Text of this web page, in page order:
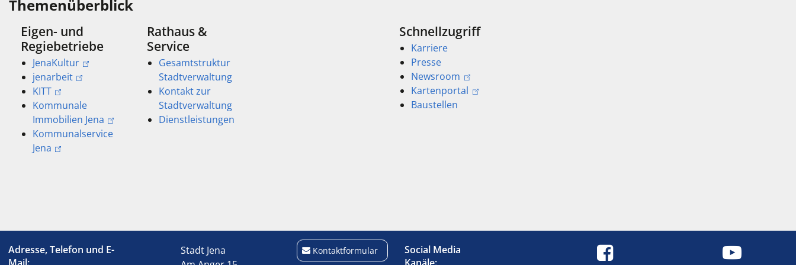
Themenüberblick
Eigen- und
Regiebetriebe
JenaKultur
jenarbeit
KITT
Kommunale
Immobilien Jena
Kommunalservice
Jena
Rathaus &
Service
Gesamtstruktur
Stadtverwaltung
Kontakt zur
Stadtverwaltung
Dienstleistungen
Schnellzugriff
Karriere
Presse
Newsroom
Kartenportal
Baustellen
Adresse, Telefon und E-
Stadt Jena
Kontaktformular
Social Media